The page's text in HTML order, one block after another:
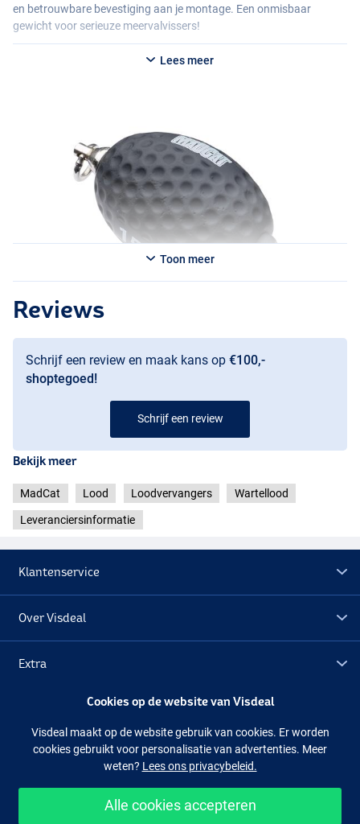
en betrouwbare bevestiging aan je montage. Een onmisbaar
gewicht voor serieuze meervalvissers!
Lees meer
Toon meer
Reviews
Schrijf een review en maak kans op €100,-
shoptegoed!
Schrijf een review
Bekijk meer
MadCat Lood Loodvervangers Wartellood
Leveranciersinformatie
Klantenservice
Over Visdeal
Extra
Facebook Instagram
Cookies op de website van Visdeal
Visdeal maakt op de website gebruik van cookies. Er worden
cookies gebruikt voor personalisatie van advertenties. Meer
weten? Lees ons privacybeleid.
Alle cookies accepteren